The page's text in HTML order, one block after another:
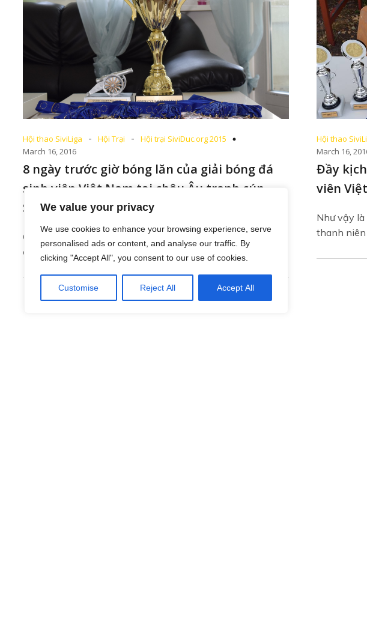
We value your privacy
We use cookies to enhance your browsing experience, serve
personalised ads or content, and analyse our traffic. By
clicking "Accept All", you consent to our use of cookies.
Customise Reject All Accept All
Hội thao SiviLiga - Hội Trại -
Hội trại SiviDuc.org 2015
March 16, 2016
8 ngày trước giờ bóng lăn của giải bóng đá
sinh viên Việt Nam tại châu Âu tranh cúp
Sividuc 2015
Chỉ còn vài ngày nữa là giải bóng đá sinh viên Việt Nam tại
châu Âu tranh[…]
Hội thao
March 16,
Đầy
viên
Như vậy
thanh